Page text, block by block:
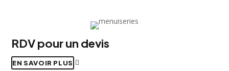
RDV pour un devis
EN SAVOIR PLUS